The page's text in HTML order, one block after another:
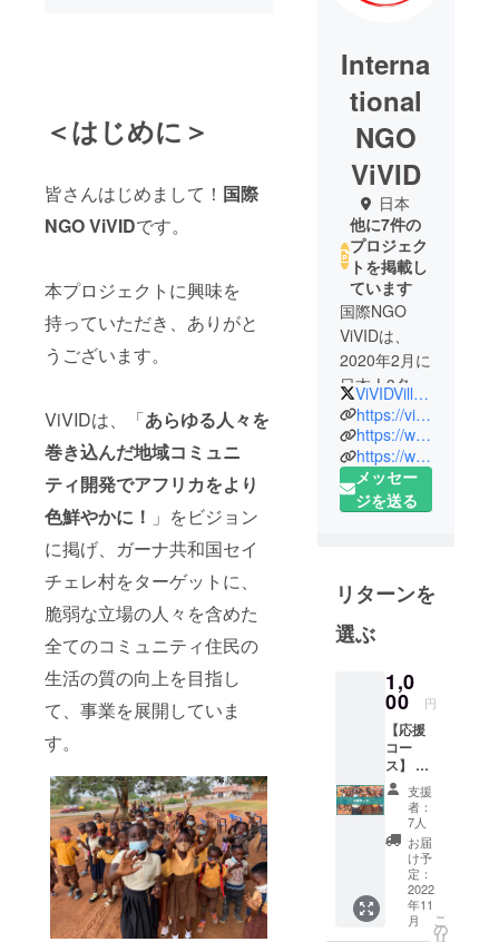
＜はじめに＞
皆さんはじめまして！ 国際
NGO ViVIDです。
本プロジェクトに興味を
持っていただき、ありがと
うございます。
ViVIDは、「あらゆる人々を
巻き込んだ地域コミュニ
ティ開発でアフリカをより
色鮮やかに！ 」をビジョン
に掲げ、ガーナ共和国セイ
チェレ村をターゲットに、
脆弱な立場の人々を含めた
全てのコミュニティ住民の
生活の質の向上を目指し
て、事業を展開していま
す。
Interna
tional
NGO
ViVID
日本
他に7件の
プロジェク
トを掲載し
ています
国際NGO
ViVIDは、
2020年2月に
日本人3名に
よって共同
設立された
日本を起源
とする非政
府組織で
「Vivid
Village for
Inclusive
t」で、ビ
ジョン・基
本理念・哲
学を基に
し、アフリ
カの開発分
野で活動し
ています。
また当団体
はSDGs
17.16および
ViVIDVillageJPN
https://vividvillagejpn.wixsite.com/japan?lang=ja
https://www.facebook.com/ViVIDVillageJPN/
https://www.instagram.com/vividvillagejpn/
メッセー
ジを送る
リターンを
選ぶ
1,0
00 円
【応援
コー
ス】 お
礼メー
ル＋デ
スク
トップ
用壁紙
+キャリ
ア教育
事業代
表から
支援
者：
7人
お届
け予
定：
2022
年11
月
こ
の